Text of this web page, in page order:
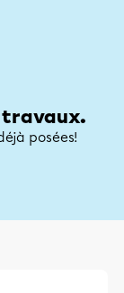
travaux.
posées!